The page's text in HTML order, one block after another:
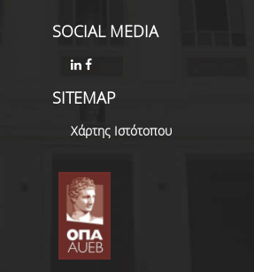
SOCIAL MEDIA
SITEMAP
Χάρτης Ιστότοπου